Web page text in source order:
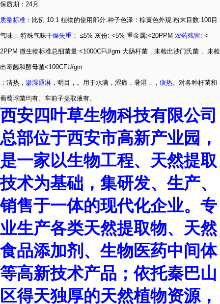
保质期： 24月
质量标准 ：比例 10:1 植物的使用部分:种子色泽：棕黄色外观:粉末目数:100目
气味： 特殊气味干燥失重 ： ≤5% 灰份: <5% 重金属:<20PPM 农药残留: <
2PPM 微生物标准总细菌量:<1000CFU/gm 大肠杆菌，未检出沙门氏菌， 未检
出霉菌和酵母菌<100CFU/gm
：清热， 渗湿通淋 ，明目，。用于水满，涩痛，暑湿， ， 痰热。对各种杆菌和
葡萄球菌均有。车前子提取液有。
西安四叶草生物科技有限公司
总部位于西安市高新产业园，
是一家以生物工程、天然提取
技术为基础，集研发、生产、
销售于一体的现代化企业。专
业生产各类天然提取物、天然
食品添加剂、生物医药中间体
等高新技术产品；依托秦巴山
区得天独厚的天然植物资源，